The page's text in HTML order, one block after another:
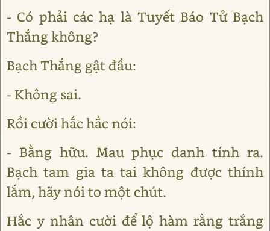
- Có phải các hạ là Tuyết Báo Tử Bạch
Thắng không?
Bạch Thắng gật đầu:
- Không sai.
Rồi cười hắc hắc nói:
- Bằng hữu. Mau phục danh tính ra.
Bạch tam gia ta tai không được thính
lắm, hãy nói to một chút.
Hắc y nhân cười để lộ hàm rằng trắng